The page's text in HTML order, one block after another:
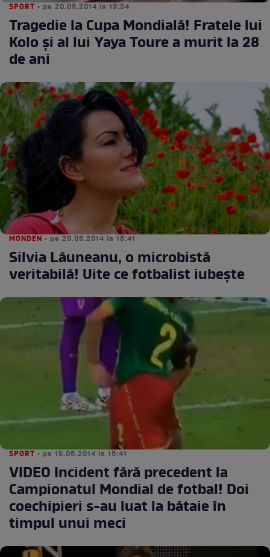
SPORT • pe 20.06.2014 la 19:54
Tragedie la Cupa Mondială! Fratele lui
Kolo şi al lui Yaya Toure a murit la 28
de ani
MONDEN • pe 20.06.2014 la 16:41
Silvia Lăuneanu, o microbistă
veritabilă! Uite ce fotbalist iubeşte
SPORT • pe 19.06.2014 la 16:41
VIDEO Incident fără precedent la
Campionatul Mondial de fotbal! Doi
coechipieri s-au luat la bătaie în
timpul unui meci